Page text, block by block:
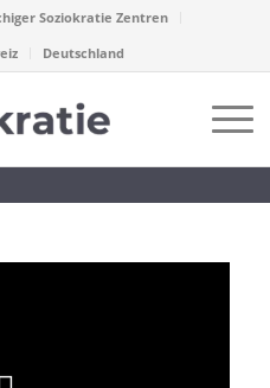
Soziokratie Zentren
Deutschland